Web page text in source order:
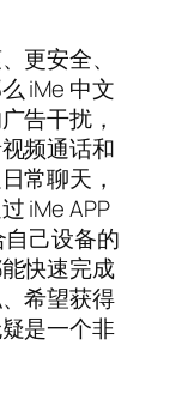
更安全、
iMe 中文
告干扰，
频通话和
常聊天，
iMe APP
己设备的
快速完成
希望获得
是一个非